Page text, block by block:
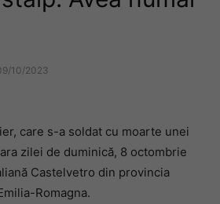
10/2023
care s-a soldat cu moarte unei
zilei de duminică, 8 octombrie
Castelvetro din provincia
Romagna.